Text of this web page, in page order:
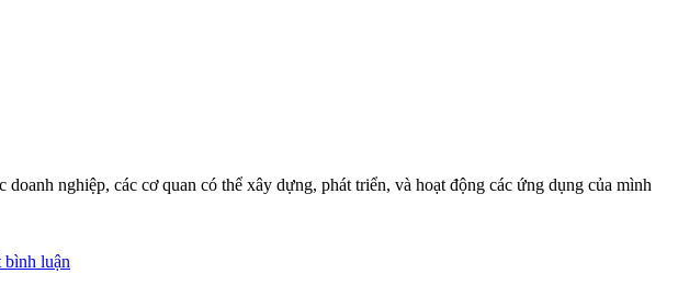
nghiệp, các cơ quan có thể xây dựng, phát triển, và hoạt động các ứng dụng của mình
bình luận